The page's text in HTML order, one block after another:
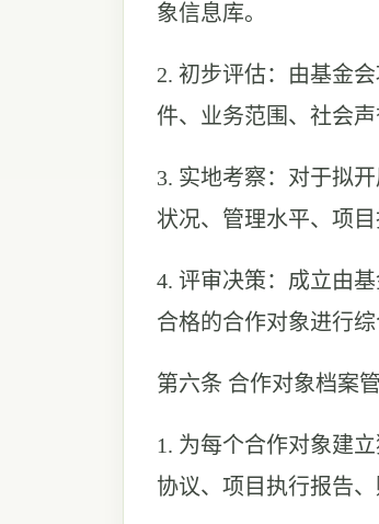
象信息库。
2. 初步评估：由基金
件、业务范围、社会
3. 实地考察：对于拟
状况、管理水平、项
4. 评审决策：成立由
合格的合作对象进行
第六条 合作对象档案
1. 为每个合作对象建
协议、项目执行报告